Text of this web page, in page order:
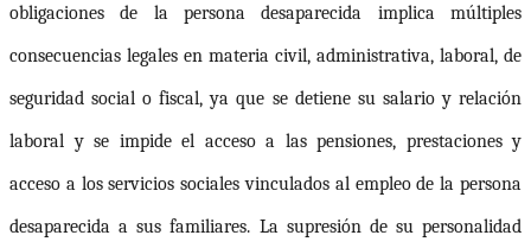
obligaciones de la persona desaparecida implica múltiples
consecuencias legales en materia civil, administrativa, laboral, de
seguridad social o fiscal, ya que se detiene su salario y relación
laboral y se impide el acceso a las pensiones, prestaciones y
acceso a los servicios sociales vinculados al empleo de la persona
desaparecida a sus familiares. La supresión de su personalidad